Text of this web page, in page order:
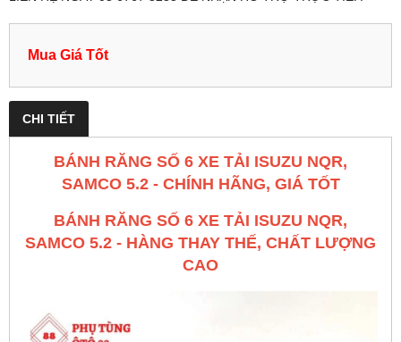
Mua Giá Tốt
CHI TIẾT
BÁNH RĂNG SỐ 6 XE TẢI ISUZU NQR,
SAMCO 5.2 - CHÍNH HÃNG, GIÁ TỐT
BÁNH RĂNG SỐ 6 XE TẢI ISUZU NQR,
SAMCO 5.2 - HÀNG THAY THẾ, CHẤT LƯỢNG
CAO